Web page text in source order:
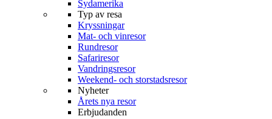
Sydamerika
Typ av resa
Kryssningar
Mat- och vinresor
Rundresor
Safariresor
Vandringsresor
Weekend- och storstadsresor
Nyheter
Årets nya resor
Erbjudanden